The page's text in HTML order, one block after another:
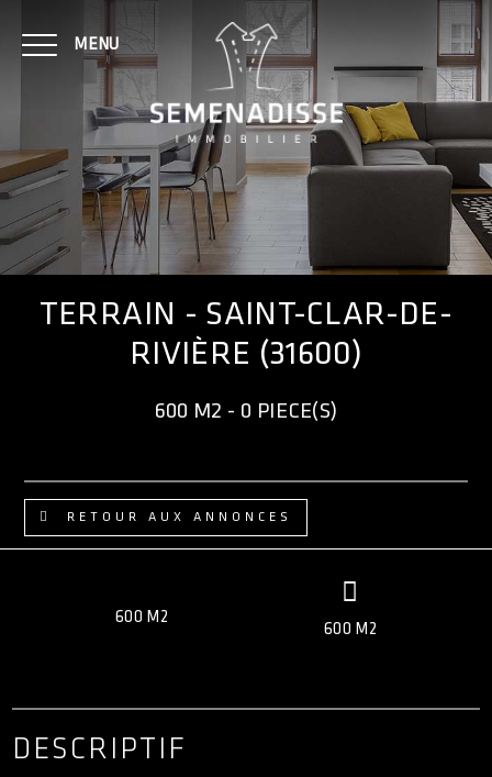
MENU
NOTRE AGENCE
ACHAT
LOCATION
ACCÈS CLIENT
TERRAIN - SAINT-CLAR-DE-
RIVIÈRE (31600)
600 M2 - 0 PIECE(S)
RETOUR AUX ANNONCES
600 M2
600 M2
DESCRIPTIF